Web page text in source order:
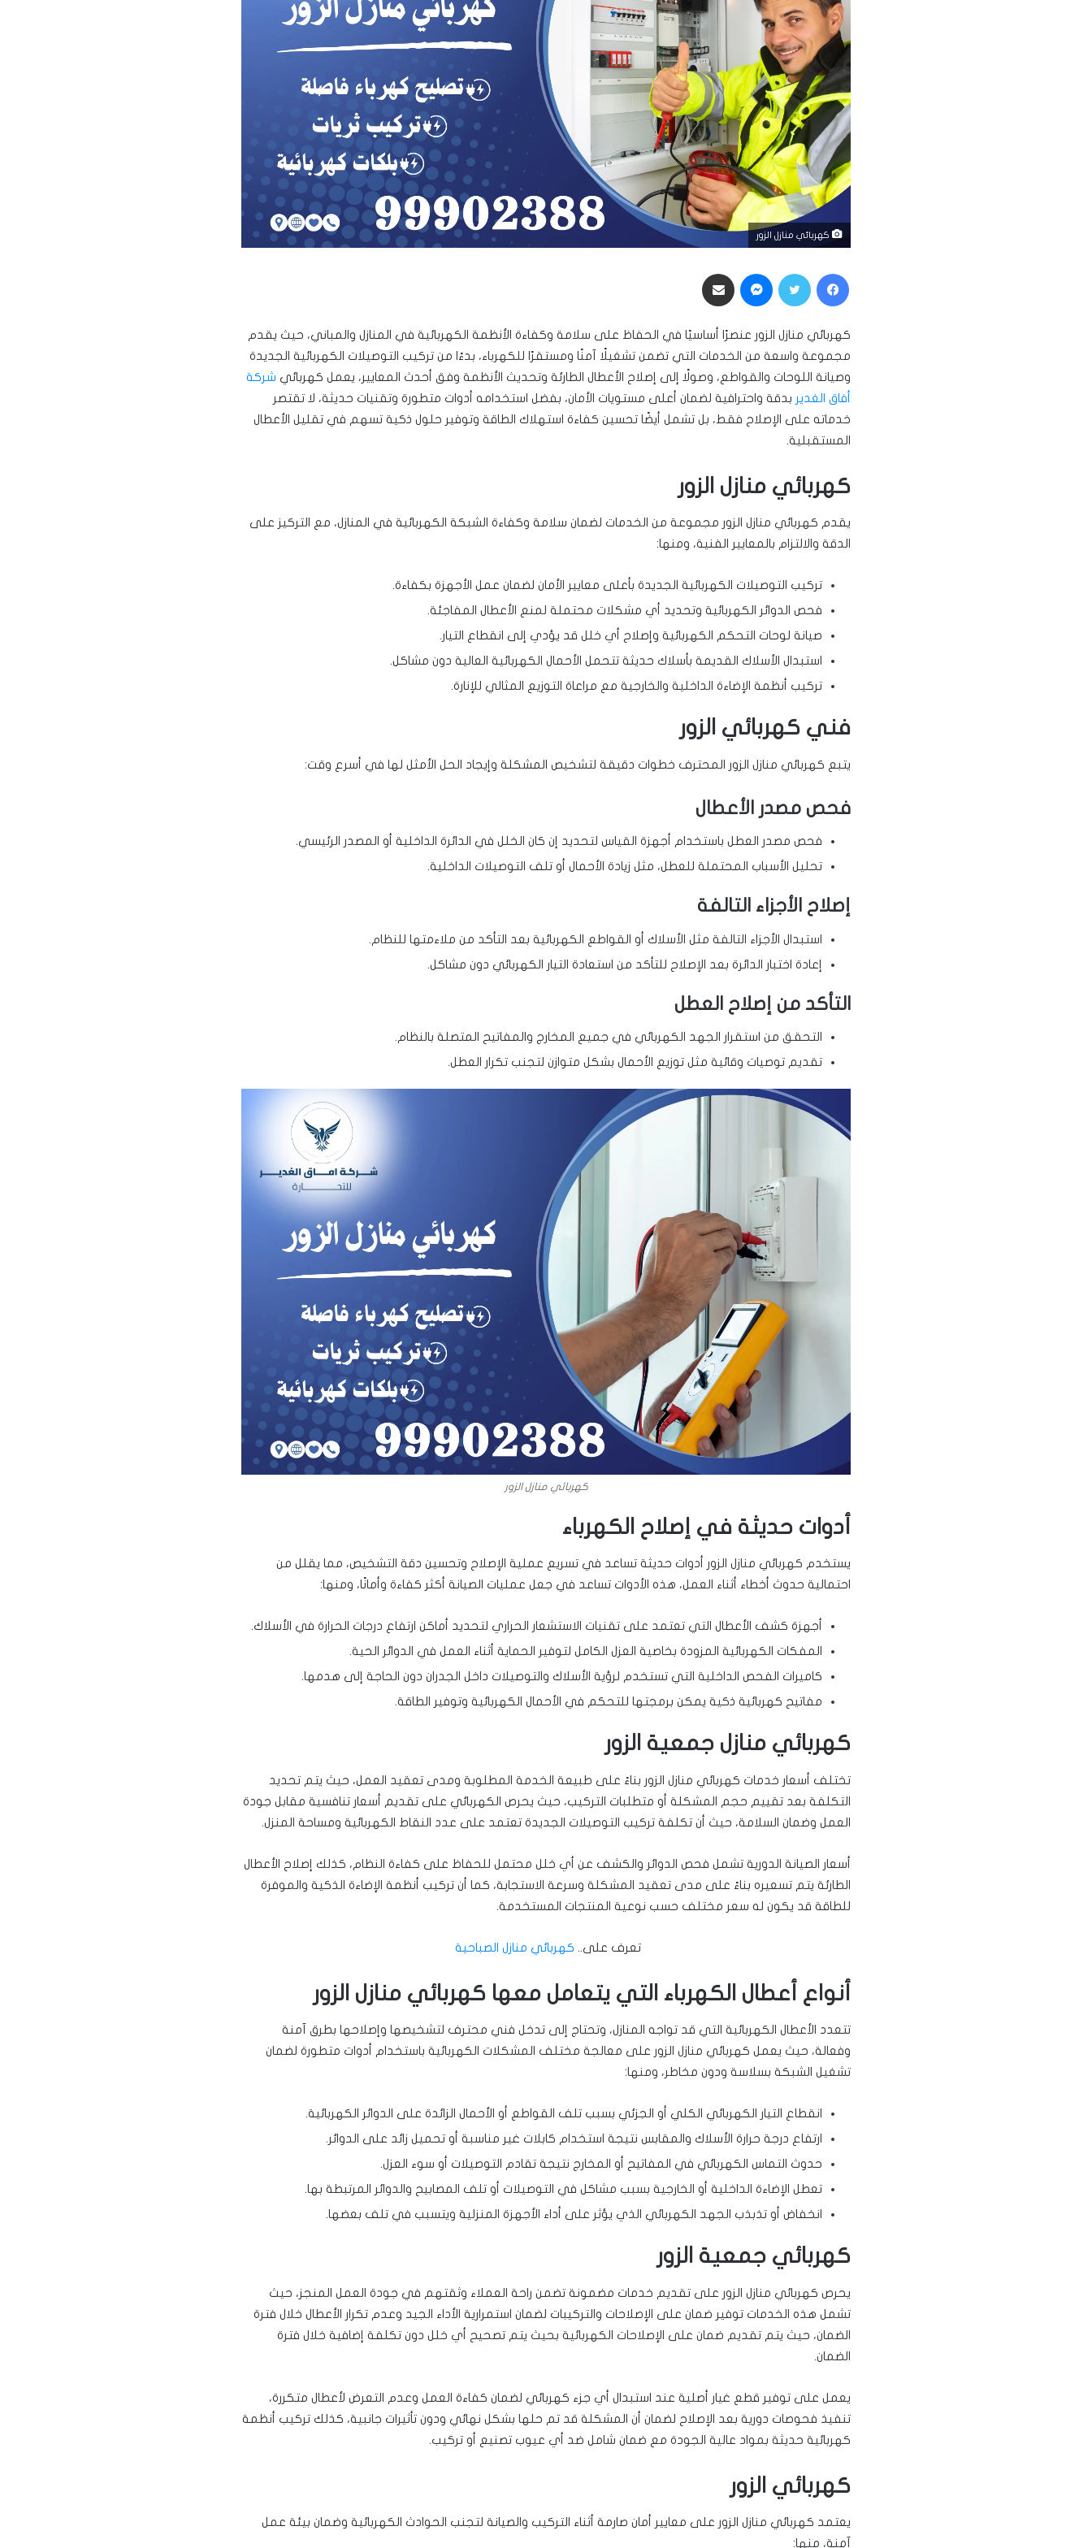
كهربائي منازل الزور
كهربائي منازل الزور عنصرًا أساسيًا في الحفاظ على سلامة وكفاءة الأنظمة الكهربائية في المنازل والمباني، حيث يقدم
مجموعة واسعة من الخدمات التي تضمن تشغيلًا آمنًا ومستقرًا للكهرباء، بدءًا من تركيب التوصيلات الكهربائية الجديدة
وصيانة اللوحات والقواطع، وصولًا إلى إصلاح الأعطال الطارئة وتحديث الأنظمة وفق أحدث المعايير، يعمل كهربائي شركة
أفاق الغدير بدقة واحترافية لضمان أعلى مستويات الأمان، بفضل استخدامه أدوات متطورة وتقنيات حديثة، لا تقتصر
خدماته على الإصلاح فقط، بل تشمل أيضًا تحسين كفاءة استهلاك الطاقة وتوفير حلول ذكية تسهم في تقليل الأعطال
المستقبلية.
كهربائي منازل الزور
يقدم كهربائي منازل الزور مجموعة من الخدمات لضمان سلامة وكفاءة الشبكة الكهربائية في المنازل، مع التركيز على
الدقة والالتزام بالمعايير الفنية، ومنها:
تركيب التوصيلات الكهربائية الجديدة بأعلى معايير الأمان لضمان عمل الأجهزة بكفاءة.
فحص الدوائر الكهربائية وتحديد أي مشكلات محتملة لمنع الأعطال المفاجئة.
صيانة لوحات التحكم الكهربائية وإصلاح أي خلل قد يؤدي إلى انقطاع التيار.
استبدال الأسلاك القديمة بأسلاك حديثة تتحمل الأحمال الكهربائية العالية دون مشاكل.
تركيب أنظمة الإضاءة الداخلية والخارجية مع مراعاة التوزيع المثالي للإنارة.
فني كهربائي الزور
يتبع كهربائي منازل الزور المحترف خطوات دقيقة لتشخيص المشكلة وإيجاد الحل الأمثل لها في أسرع وقت:
فحص مصدر الأعطال
فحص مصدر العطل باستخدام أجهزة القياس لتحديد إن كان الخلل في الدائرة الداخلية أو المصدر الرئيسي.
تحليل الأسباب المحتملة للعطل، مثل زيادة الأحمال أو تلف التوصيلات الداخلية.
إصلاح الأجزاء التالفة
استبدال الأجزاء التالفة مثل الأسلاك أو القواطع الكهربائية بعد التأكد من ملاءمتها للنظام.
إعادة اختبار الدائرة بعد الإصلاح للتأكد من استعادة التيار الكهربائي دون مشاكل.
التأكد من إصلاح العطل
التحقق من استقرار الجهد الكهربائي في جميع المخارج والمفاتيح المتصلة بالنظام.
تقديم توصيات وقائية مثل توزيع الأحمال بشكل متوازن لتجنب تكرار العطل.
كهربائي منازل الزور
أدوات حديثة في إصلاح الكهرباء
يستخدم كهربائي منازل الزور أدوات حديثة تساعد في تسريع عملية الإصلاح وتحسين دقة التشخيص، مما يقلل من
احتمالية حدوث أخطاء أثناء العمل، هذه الأدوات تساعد في جعل عمليات الصيانة أكثر كفاءة وأمانًا، ومنها:
أجهزة كشف الأعطال التي تعتمد على تقنيات الاستشعار الحراري لتحديد أماكن ارتفاع درجات الحرارة في الأسلاك.
المفكات الكهربائية المزودة بخاصية العزل الكامل لتوفير الحماية أثناء العمل في الدوائر الحية.
كاميرات الفحص الداخلية التي تستخدم لرؤية الأسلاك والتوصيلات داخل الجدران دون الحاجة إلى هدمها.
مفاتيح كهربائية ذكية يمكن برمجتها للتحكم في الأحمال الكهربائية وتوفير الطاقة.
كهربائي منازل جمعية الزور
تختلف أسعار خدمات كهربائي منازل الزور بناءً على طبيعة الخدمة المطلوبة ومدى تعقيد العمل، حيث يتم تحديد
التكلفة بعد تقييم حجم المشكلة أو متطلبات التركيب، حيث يحرص الكهربائي على تقديم أسعار تنافسية مقابل جودة
العمل وضمان السلامة، حيث أن تكلفة تركيب التوصيلات الجديدة تعتمد على عدد النقاط الكهربائية ومساحة المنزل.
أسعار الصيانة الدورية تشمل فحص الدوائر والكشف عن أي خلل محتمل للحفاظ على كفاءة النظام، كذلك إصلاح الأعطال
الطارئة يتم تسعيره بناءً على مدى تعقيد المشكلة وسرعة الاستجابة، كما أن تركيب أنظمة الإضاءة الذكية والموفرة
للطاقة قد يكون له سعر مختلف حسب نوعية المنتجات المستخدمة.
تعرف على.. كهربائي منازل الصباحية
أنواع أعطال الكهرباء التي يتعامل معها كهربائي منازل الزور
تتعدد الأعطال الكهربائية التي قد تواجه المنازل، وتحتاج إلى تدخل فني محترف لتشخيصها وإصلاحها بطرق آمنة
وفعالة، حيث يعمل كهربائي منازل الزور على معالجة مختلف المشكلات الكهربائية باستخدام أدوات متطورة لضمان
تشغيل الشبكة بسلاسة ودون مخاطر، ومنها:
انقطاع التيار الكهربائي الكلي أو الجزئي بسبب تلف القواطع أو الأحمال الزائدة على الدوائر الكهربائية.
ارتفاع درجة حرارة الأسلاك والمقابس نتيجة استخدام كابلات غير مناسبة أو تحميل زائد على الدوائر.
حدوث التماس الكهربائي في المفاتيح أو المخارج نتيجة تقادم التوصيلات أو سوء العزل.
تعطل الإضاءة الداخلية أو الخارجية بسبب مشاكل في التوصيلات أو تلف المصابيح والدوائر المرتبطة بها.
انخفاض أو تذبذب الجهد الكهربائي الذي يؤثر على أداء الأجهزة المنزلية ويتسبب في تلف بعضها.
كهربائي جمعية الزور
يحرص كهربائي منازل الزور على تقديم خدمات مضمونة تضمن راحة العملاء وثقتهم في جودة العمل المنجز، حيث
تشمل هذه الخدمات توفير ضمان على الإصلاحات والتركيبات لضمان استمرارية الأداء الجيد وعدم تكرار الأعطال خلال فترة
الضمان، حيث يتم تقديم ضمان على الإصلاحات الكهربائية بحيث يتم تصحيح أي خلل دون تكلفة إضافية خلال فترة
الضمان.
يعمل على توفير قطع غيار أصلية عند استبدال أي جزء كهربائي لضمان كفاءة العمل وعدم التعرض لأعطال متكررة،
تنفيذ فحوصات دورية بعد الإصلاح لضمان أن المشكلة قد تم حلها بشكل نهائي ودون تأثيرات جانبية، كذلك تركيب أنظمة
كهربائية حديثة بمواد عالية الجودة مع ضمان شامل ضد أي عيوب تصنيع أو تركيب.
كهربائي الزور
يعتمد كهربائي منازل الزور على معايير أمان صارمة أثناء التركيب والصيانة لتجنب الحوادث الكهربائية وضمان بيئة عمل
آمنة، منها: